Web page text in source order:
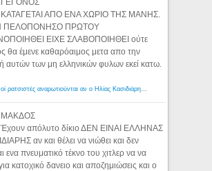
ΚΑΤΑΓΕΤΑΙ ΑΠΟ ΕΝΑ ΧΩΡΙΟ ΤΗΣ ΜΑΝΗΣ.
ΠΕΛΟΠΟΝΗΣΟ ΠΡΩΤΟΥ
ΕΙΧΕ ΣΛΑΒΟΠΟΙΗΘΕΙ ούτε
θα έμενε καθαρόαιμος μετα απο την
αυτών των μη ελληνικών φυλων εκεί κατω.
ΜΑΚΔΟΣ
Έχουν απόλυτο δίκιο ΔΕΝ ΕΙΝΑΙ ΕΛΛΗΝΑΣ
αν και θέλει να νιώθει και δεν
ενα πνευματικό τέκνο του χιτλερ να να
κατοχικό δανειο και αποζημιώσεις και ο